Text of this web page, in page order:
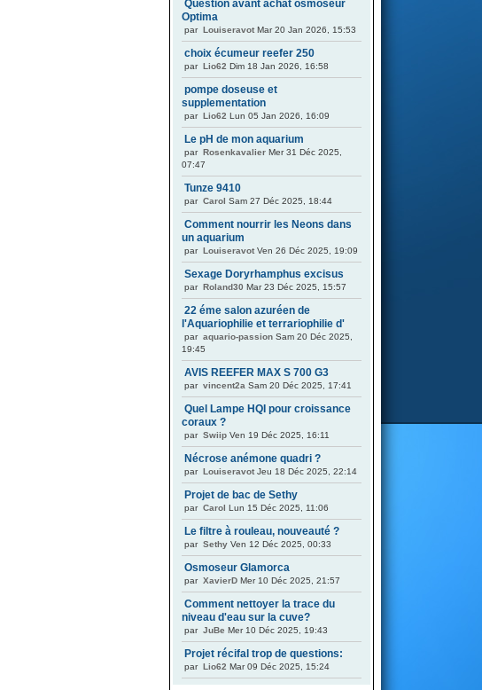
Question avant achat osmoseur
Optima
par Louiseravot Mar 20 Jan 2026, 15:53
choix écumeur reefer 250
par Lio62 Dim 18 Jan 2026, 16:58
pompe doseuse et
supplementation
par Lio62 Lun 05 Jan 2026, 16:09
Le pH de mon aquarium
par Rosenkavalier Mer 31 Déc 2025,
07:47
Tunze 9410
par Carol Sam 27 Déc 2025, 18:44
Comment nourrir les Neons dans
un aquarium
par Louiseravot Ven 26 Déc 2025, 19:09
Sexage Doryrhamphus excisus
par Roland30 Mar 23 Déc 2025, 15:57
22 éme salon azuréen de
l'Aquariophilie et terrariophilie d'
par aquario-passion Sam 20 Déc 2025,
19:45
AVIS REEFER MAX S 700 G3
par vincent2a Sam 20 Déc 2025, 17:41
Quel Lampe HQI pour croissance
coraux ?
par Swiip Ven 19 Déc 2025, 16:11
Nécrose anémone quadri ?
par Louiseravot Jeu 18 Déc 2025, 22:14
Projet de bac de Sethy
par Carol Lun 15 Déc 2025, 11:06
Le filtre à rouleau, nouveauté ?
par Sethy Ven 12 Déc 2025, 00:33
Osmoseur Glamorca
par XavierD Mer 10 Déc 2025, 21:57
Comment nettoyer la trace du
niveau d'eau sur la cuve?
par JuBe Mer 10 Déc 2025, 19:43
Projet récifal trop de questions:
par Lio62 Mar 09 Déc 2025, 15:24